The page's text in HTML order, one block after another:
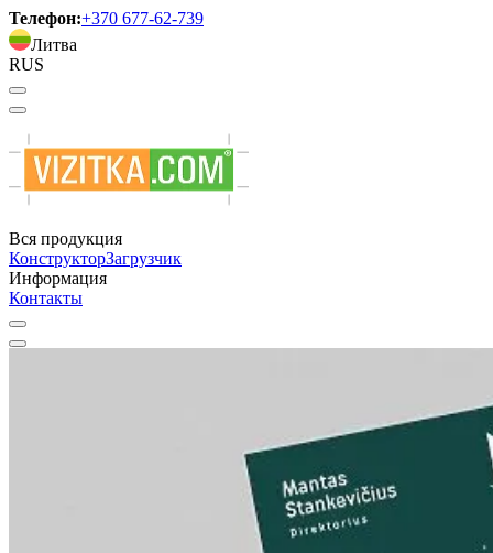
Телефон:+370 677-62-739
Литва
RUS
Вся продукция
КонструкторЗагрузчик
Информация
Контакты